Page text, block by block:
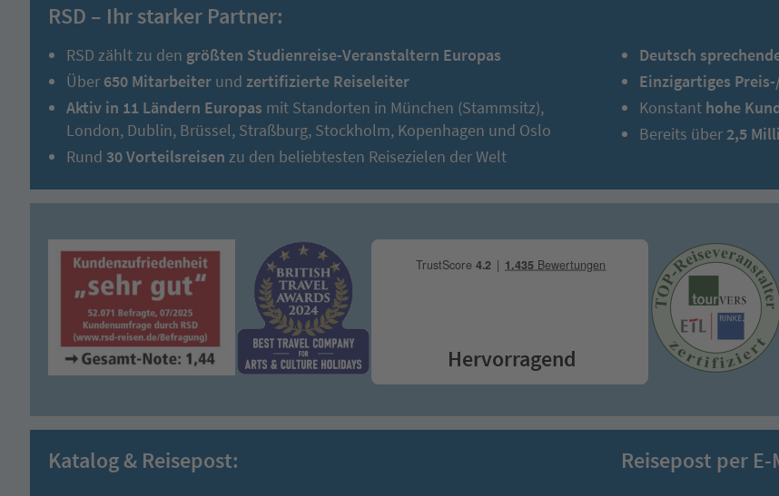
RSD – Ihr starker Partner:
RSD zählt zu den größten Studienreise-Veranstaltern Europas
Über 650 Mitarbeiter und zertifizierte Reiseleiter
Aktiv in 11 Ländern Europas mit Standorten in München (Stammsitz),
London, Dublin, Brüssel, Straßburg, Stockholm, Kopenhagen und Oslo
Rund 30 Vorteilsreisen zu den beliebtesten Reisezielen der Welt
Deutsch
Einzigartiges
Konstant hohe
Bereits über2,5
Hervorragend
Katalog & Reisepost: Reisepost per